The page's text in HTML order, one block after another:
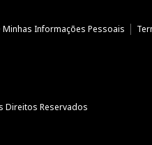
Informações Pessoais
Direitos Reservados